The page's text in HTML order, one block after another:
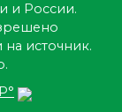
и России.
источник.